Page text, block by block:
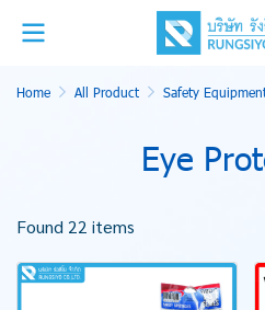
Home All Product Safety
Eye
Found 22 items